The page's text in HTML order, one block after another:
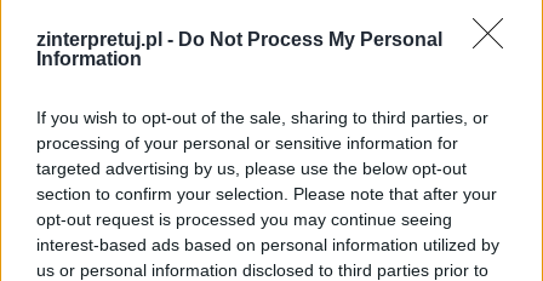
zinterpretuj.pl - Do Not Process My Personal
Information
If you wish to opt-out of the sale, sharing to third parties, or
processing of your personal or sensitive information for
targeted advertising by us, please use the below opt-out
section to confirm your selection. Please note that after your
opt-out request is processed you may continue seeing
interest-based ads based on personal information utilized by
us or personal information disclosed to third parties prior to
natychmiastowymi klęskami Greków.
Żona Menelaosa, która została porwana przez
Parysa. Kobieta nie do końca zdająca sobie
sprawy z konsekwencji swoich decyzji i czynów.
Kocha Parysa i bardzo ubolewa nad tym, że ta